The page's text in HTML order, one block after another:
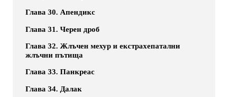
Глава 30. Апендикс
Глава 31. Черен дроб
Глава 32. Жлъчен мехур и екстрахепатални
жлъчни пътища
Глава 33. Панкреас
Глава 34. Далак